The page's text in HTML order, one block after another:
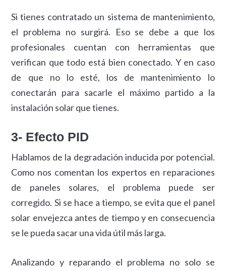
Si tienes contratado un sistema de mantenimiento,
el problema no surgirá. Eso se debe a que los
profesionales cuentan con herramientas que
verifican que todo está bien conectado. Y en caso
de que no lo esté, los de mantenimiento lo
conectarán para sacarle el máximo partido a la
instalación solar que tienes.
3- Efecto PID
Hablamos de la degradación inducida por potencial.
Como nos comentan los expertos en reparaciones
de paneles solares, el problema puede ser
corregido. Si se hace a tiempo, se evita que el panel
solar envejezca antes de tiempo y en consecuencia
se le pueda sacar una vida útil más larga.
Analizando y reparando el problema no solo se